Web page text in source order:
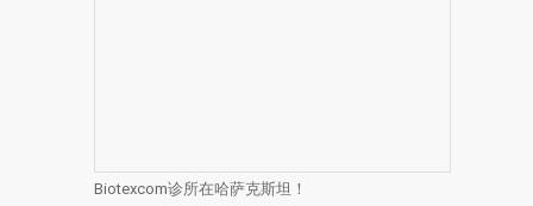
Biotexcom诊所在哈萨克斯坦！